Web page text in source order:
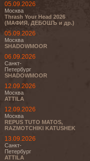
05.09.2026
Москва
Thrash Your Head 2026
(МАФИЯ, ДЕБОШЪ и др.)
05.09.2026
Москва
SHADOWMOOR
06.09.2026
Санкт-
Петербург
SHADOWMOOR
12.09.2026
Москва
ATTILA
12.09.2026
Москва
REPUS TUTO MATOS,
RAZMOTCHIKI KATUSHEK
13.09.2026
Санкт-
Петербург
ATTILA